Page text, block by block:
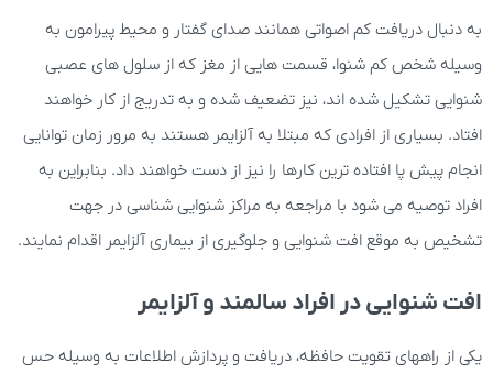
به دنبال دریافت کم اصواتی همانند صدای گفتار و محیط پیرامون به
وسیله شخص کم شنوا، قسمت هایی از مغز که از سلول های عصبی
شنوایی تشکیل شده اند، نیز تضعیف شده و به تدریج از کار خواهند
افتاد. بسیاری از افرادی که مبتلا به آلزایمر هستند به مرور زمان توانایی
انجام پیش پا افتاده ترین کارها را نیز از دست خواهند داد. بنابراین به
افراد توصیه می شود با مراجعه به مراکز شنوایی شناسی در جهت
تشخیص به موقع افت شنوایی و جلوگیری از بیماری آلزایمر اقدام نمایند.
افت شنوایی در افراد سالمند و آلزایمر
یکی از راههای تقویت حافظه، دریافت و پردازش اطلاعات به وسیله حس